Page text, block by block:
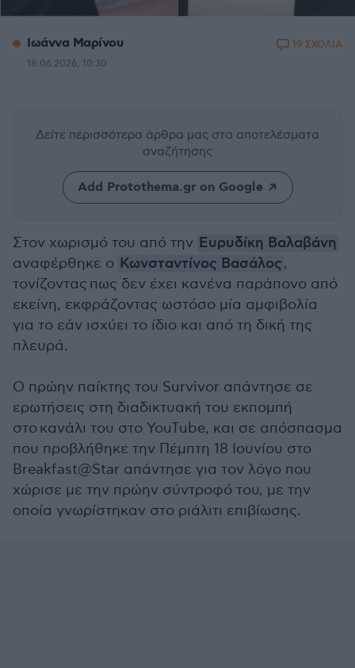
Ιωάννα Μαρίνου
18.06.2026, 10:30
19 ΣΧΟΛΙΑ
Δείτε περισσότερα άρθρα μας στα αποτελέσματα
αναζήτησης
Add Protothema.gr on Google
Στον χωρισμό του από την Ευρυδίκη Βαλαβάνη
αναφέρθηκε ο Κωνσταντίνος Βασάλος,
τονίζοντας πως δεν έχει κανένα παράπονο από
εκείνη, εκφράζοντας ωστόσο μία αμφιβολία
για το εάν ισχύει το ίδιο και από τη δική της
πλευρά.
Ο πρώην παίκτης του Survivor απάντησε σε
ερωτήσεις στη διαδικτυακή του εκπομπή
στο κανάλι του στο YouTube, και σε απόσπασμα
που προβλήθηκε την Πέμπτη 18 Ιουνίου στο
Breakfast@Star απάντησε για τον λόγο που
χώρισε με την πρώην σύντροφό του, με την
οποία γνωρίστηκαν στο ριάλιτι επιβίωσης.